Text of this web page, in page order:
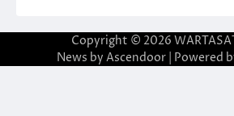
Copyright © 2026
News by Ascendoor| Powered